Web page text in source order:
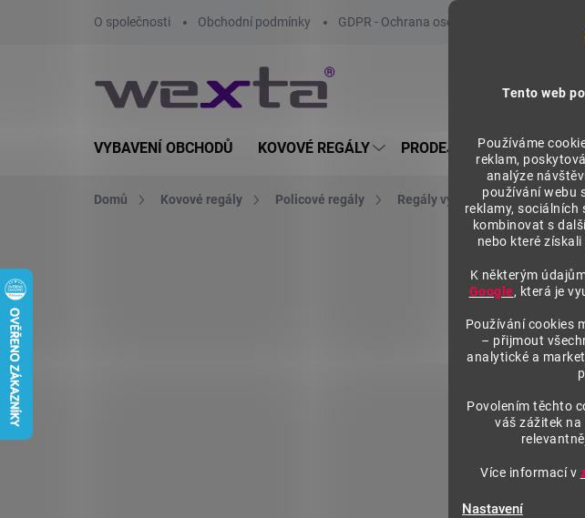
Tento web
Používáme
reklam,
analýze
používání webu
reklamy, sociálních
kombinovat s
nebo které
K některým
Google, která je
Používání cookies
– přijmout
analytické a
Povolením těchto
váš zážitek
Více informací v
Nastavení
O společnosti Obchodní podmínky GDPR - Ochrana osobních údajů
VYBAVENÍ OBCHODŮ KOVOVÉ REGÁLY PRODEJNÍ REGÁLY SU5
Domů Kovové regály Policové regály Regály výška 1576 mm,